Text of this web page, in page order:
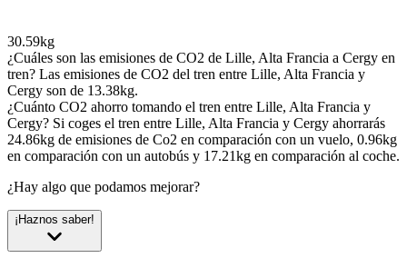
30.59kg
¿Cuáles son las emisiones de CO2 de Lille, Alta Francia a Cergy en
tren? Las emisiones de CO2 del tren entre Lille, Alta Francia y
Cergy son de 13.38kg.
¿Cuánto CO2 ahorro tomando el tren entre Lille, Alta Francia y
Cergy? Si coges el tren entre Lille, Alta Francia y Cergy ahorrarás
24.86kg de emisiones de Co2 en comparación con un vuelo, 0.96kg
en comparación con un autobús y 17.21kg en comparación al coche.
¿Hay algo que podamos mejorar?
¡Haznos saber!